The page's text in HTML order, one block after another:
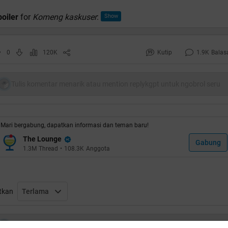
for Komeng kaskuser:
0 120K Kutip 1.9K
Mari bergabung, dapatkan informasi dan teman baru!
The Lounge
1.3M Thread • 108.3K Anggota
Gabung
Terlama